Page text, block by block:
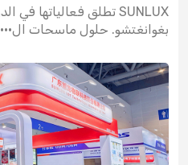
بغوانغتشو. حلول ماسحات ال···